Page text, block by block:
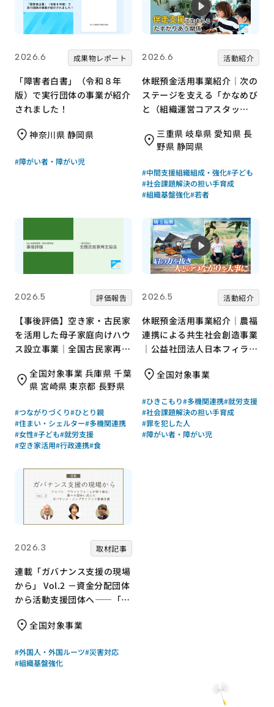
2026.6 成果物レポート
「障害者白書」（令和８年
版）で実行団体の事業が紹介
されました！
神奈川県 静岡県
#障がい者・障がい児
2026.6 活動紹介
休眠預金活用事業紹介｜次の
ステージを支える「かなめび
と（組織運営コアスタッ
化｜特定非営利活動法人ボラ
ンタリーネイバーズ
三重県 岐阜県 愛知県 長
野県 静岡県
#中間支援組織組成・強化#子ども
#社会課題解決の担い手育成
#組織基盤強化#若者
2026.5 評価報告
【事後評価】空き家・古民家
を活用した母子家庭向けハウ
ス設立事業｜全国古民家再生
全国対象事業 兵庫県 千葉
県 宮崎県 東京都 長野県
#つながりづくり#ひとり親
#住まい・シェルター#多機関連携
#女性#子ども#就労支援
#空き家活用#行政連携#食
2026.5 活動紹介
休眠預金活用事業紹介｜農福
連携による共生社会創造事業
｜公益社団法人日本フィラン
全国対象事業
#ひきこもり#多機関連携#就労支援
#社会課題解決の担い手育成
#罪を犯した人
#障がい者・障がい児
2026.3 取材記事
連載「ガバナンス支援の現場
から」 Vol.2 －資金分配団体
から活動支援団体へ――「知
む、ジャパン・プラットフォ
援－
全国対象事業
#外国人・外国ルーツ#災害対応
#組織基盤強化